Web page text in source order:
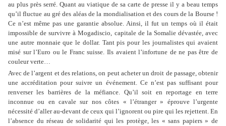
au plus près serré. Quant au viatique de sa carte de presse il y a beau temps
qu’il fluctue au gré des aléas de la mondialisation et des cours de la Bourse !
Ce n’est même pas une garantie absolue. Ainsi, il fut un temps où il était
impossible de survivre à Mogadiscio, capitale de la Somalie dévastée, avec
une autre monnaie que le dollar. Tant pis pour les journalistes qui avaient
misé sur l’Euro ou le Franc suisse. Ils avaient l’infortune de ne pas être de
couleur verte…
Avec de l’argent et des relations, on peut acheter un droit de passage, obtenir
une accréditation pour suivre un événement. Ce n’est pas suffisant pour
renverser les barrières de la méfiance. Qu’il soit en reportage en terre
inconnue ou en cavale sur nos côtes « l’étranger » éprouve l’urgente
nécessité d’aller au-devant de ceux qui l’ignorent ou pire qui les rejettent. En
l’absence du réseau de solidarité qui les protège, les « sans papiers » de